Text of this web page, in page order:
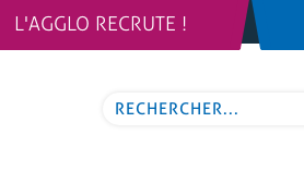
L'AGGLO RECRUTE !